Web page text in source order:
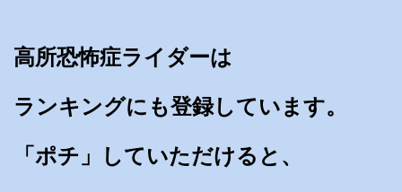
高所恐怖症ライダーは
ランキングにも登録しています。
「ポチ」していただけると、